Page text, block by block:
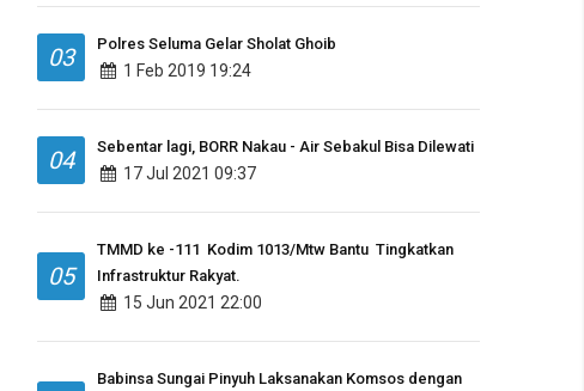
03 Polres Seluma Gelar Sholat Ghoib
1 Feb 2019 19:24
04 Sebentar lagi, BORR Nakau - Air Sebakul Bisa Dilewati
17 Jul 2021 09:37
05
TMMD ke -111 Kodim 1013/Mtw Bantu Tingkatkan
Infrastruktur Rakyat.
15 Jun 2021 22:00
Babinsa Sungai Pinyuh Laksanakan Komsos dengan